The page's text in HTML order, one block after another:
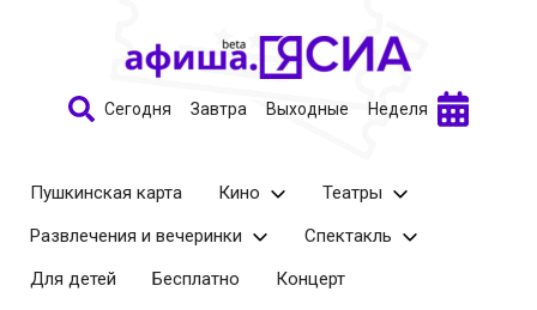
Сегодня Завтра Выходные Неделя
Пушкинская карта Кино
Театры
Развлечения и вечеринки
Спектакль
Для детей
Бесплатно
Концерт